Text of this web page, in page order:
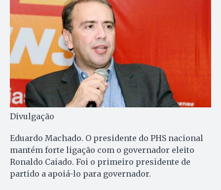
Divulgação
Eduardo Machado. O presidente do PHS nacional
mantém forte ligação com o governador eleito
Ronaldo Caiado. Foi o primeiro presidente de
partido a apoiá-lo para governador.